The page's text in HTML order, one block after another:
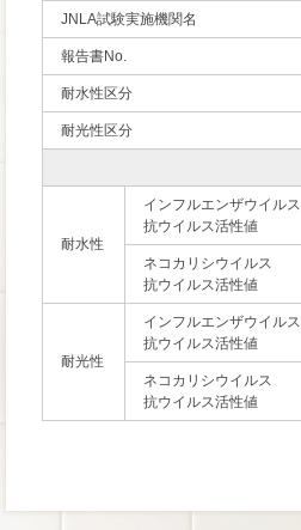
JNLA試験実施機関名
報告書No.
耐水性区分
耐光性区分
耐水性
インフルエンザウイルス
抗ウイルス活性値
ネコカリシウイルス
抗ウイルス活性値
耐光性
インフルエンザウイルス
抗ウイルス活性値
ネコカリシウイルス
抗ウイルス活性値